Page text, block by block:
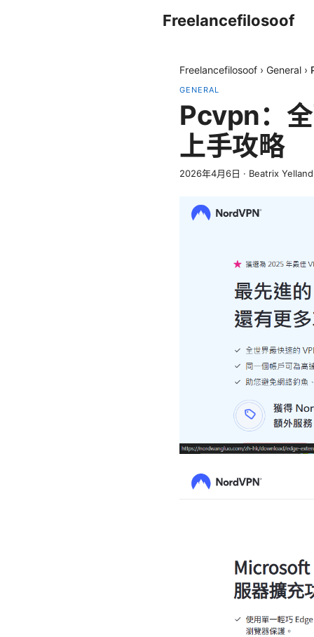
Freelancefilosoof
Freelancefilosoof › General ›
GENERAL
Pcvpn：
上手攻略
2026年4月6日 · Beatrix Yelland